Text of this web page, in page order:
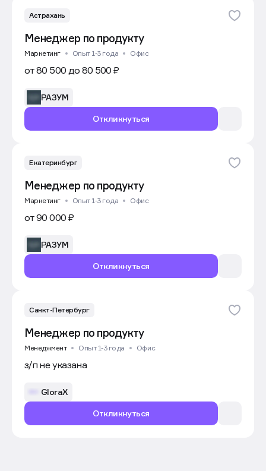
Астрахань
Менеджер по продукту
Маркетинг Опыт 1-3 года Офис
от 80 500 до 80 500 ₽
Откликнуться
РАЗУМ
Екатеринбург
Менеджер по продукту
Маркетинг Опыт 1-3 года Офис
от 90 000 ₽
Откликнуться
РАЗУМ
Санкт-Петербург
Менеджер по продукту
Менеджмент Опыт 1-3 года Офис
з/п не указана
Откликнуться
GloraX